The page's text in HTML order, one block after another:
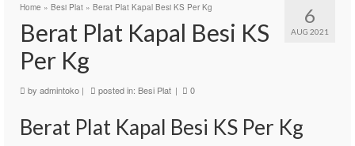
6
AUG 2021
Home » Besi Plat » Berat Plat Kapal Besi KS Per Kg
Berat Plat Kapal Besi KS
Per Kg
by admintoko | posted in: Besi Plat | 0
Berat Plat Kapal Besi KS Per Kg